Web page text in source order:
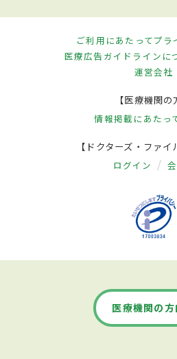
ご利用にあたってプラ
医療広告ガイドラインに
運営会社
【医療機関の
情報掲載にあたっ
【ドクターズ・ファイ
ログイン
医療機関の